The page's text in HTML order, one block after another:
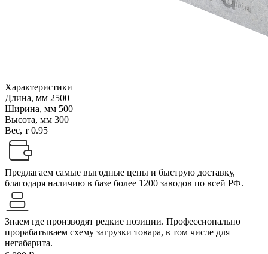
Характеристики
Длина, мм 2500
Ширина, мм 500
Высота, мм 300
Вес, т 0.95
Предлагаем самые выгодные цены и быструю доставку,
благодаря наличию в базе более 1200 заводов по всей РФ.
Знаем где производят редкие позиции. Профессионально
прорабатываем схему загрузки товара, в том числе для
негабарита.